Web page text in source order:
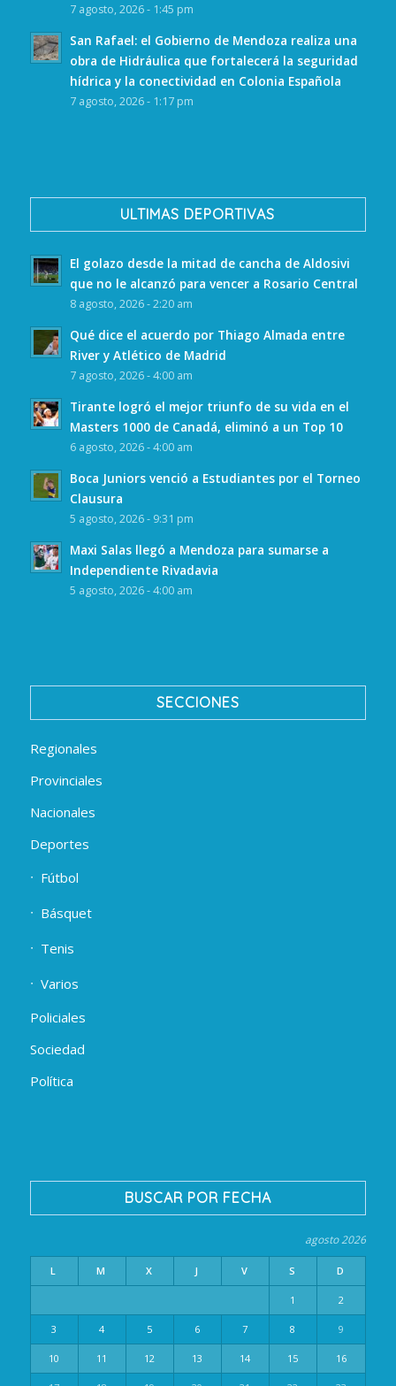
7 agosto, 2026 - 1:45 pm
San Rafael: el Gobierno de Mendoza realiza una
obra de Hidráulica que fortalecerá la seguridad
hídrica y la conectividad en Colonia Española
7 agosto, 2026 - 1:17 pm
ULTIMAS DEPORTIVAS
El golazo desde la mitad de cancha de Aldosivi
que no le alcanzó para vencer a Rosario Central
8 agosto, 2026 - 2:20 am
Qué dice el acuerdo por Thiago Almada entre
River y Atlético de Madrid
7 agosto, 2026 - 4:00 am
Tirante logró el mejor triunfo de su vida en el
Masters 1000 de Canadá, eliminó a un Top 10
6 agosto, 2026 - 4:00 am
Boca Juniors venció a Estudiantes por el Torneo
Clausura
5 agosto, 2026 - 9:31 pm
Maxi Salas llegó a Mendoza para sumarse a
Independiente Rivadavia
5 agosto, 2026 - 4:00 am
SECCIONES
Regionales
Provinciales
Nacionales
Deportes
Fútbol
Básquet
Tenis
Varios
Policiales
Sociedad
Política
BUSCAR POR FECHA
agosto 2026
L M X J V S D
1 2
3 4 5 6 7 8 9
10 11 12 13 14 15 16